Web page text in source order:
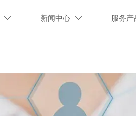
 新闻中心  服务产